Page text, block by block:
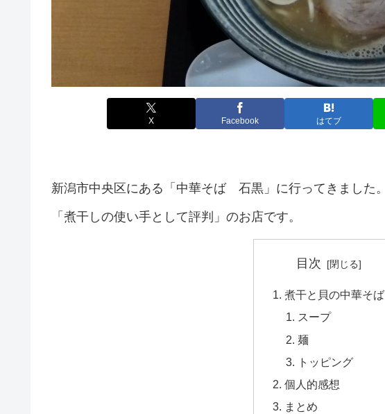
X Facebook はてブ
新潟市中央区にある「中華そば 石黒」に行ってきました。
「煮干しの使い手として評判」のお店です。
目次
煮干と貝の中華そば
スープ
麺
トッピング
個人的感想
まとめ